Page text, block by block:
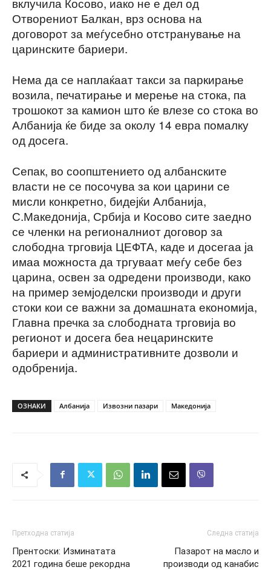
Отворениот Балкан, врз основа на
договорот за меѓусебно отстранување на
царинските бариери.
Нема да се наплаќаат такси за паркирање
возила, печатирање и мерење на стока, па
трошокот за камион што ќе влезе со стока во
Албанија ќе биде за околу 14 евра помалку
од досега.
Сепак, во соопштението од албанските
власти не се посочува за кои царини се
мисли конкретно, бидејќи Албанија,
С.Македонија, Србија и Косово сите заедно
се членки на регионалниот договор за
слободна трговија ЦЕФТА, каде и досегаа ја
имаа можноста да тргуваат меѓу себе без
царина, освен за одредени производи, како
на пример земјоделски производи и други
стоки кои се важни за домашната економија,
Главна пречка за слободната трговија во
регионот и досега беа нецаринските
бариери и административните дозволи и
одобренија.
ОЗНАКИ Албанија Извозни пазари Македонија
Претходна статија
Прентоски: Изминатата
2021 година беше рекордна
Следна статија
Пазарот на масло и
производи од канабис